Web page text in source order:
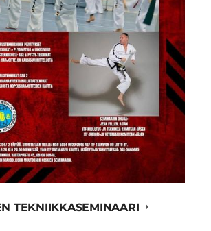
TEKNIIKKASEMINAARI